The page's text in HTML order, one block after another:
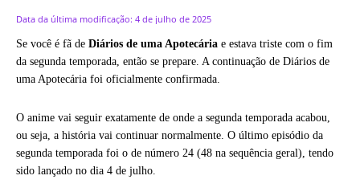
Data da última modificação: 4 de julho de 2025
Se você é fã de Diários de uma Apotecária e estava triste com o fim
da segunda temporada, então se prepare. A continuação de Diários de
uma Apotecária foi oficialmente confirmada.
O anime vai seguir exatamente de onde a segunda temporada acabou,
ou seja, a história vai continuar normalmente. O último episódio da
segunda temporada foi o de número 24 (48 na sequência geral), tendo
sido lançado no dia 4 de julho.